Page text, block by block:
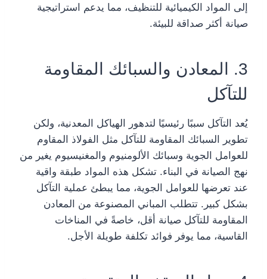
إلى المواد الكيميائية للتنظيف، مما يدعم استراتيجية
صيانة أكثر صداقة للبيئة.
3. المعادن والسبائك المقاومة
للتآكل
يُعد التآكل سببًا رئيسيًا لتدهور الهياكل المعدنية، ولكن
تطوير السبائك المقاومة للتآكل مثل الفولاذ المقاوم
للعوامل الجوية وسبائك الألومنيوم والمغنيسيوم يغير من
نهج الصيانة في البناء. تشكل هذه المواد طبقة واقية
عند تعرضها للعوامل الجوية، مما يبطئ عملية التآكل
بشكل كبير. تتطلب المباني المصنوعة من المعادن
المقاومة للتآكل صيانة أقل، خاصةً في المناخات
القاسية، مما يوفر فوائد تكلفة طويلة الأجل.